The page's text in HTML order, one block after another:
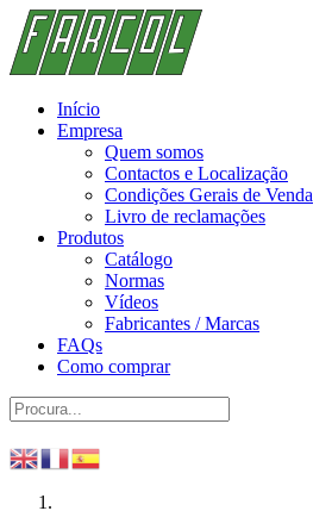
Início
Empresa
Quem somos
Contactos e Localização
Condições Gerais de Venda
Livro de reclamações
Produtos
Catálogo
Normas
Vídeos
Fabricantes / Marcas
FAQs
Como comprar